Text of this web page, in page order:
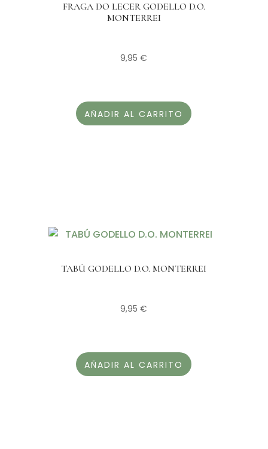
FRAGA DO LECER GODELLO D.O.
MONTERREI
9,95€
AÑADIR AL CARRITO
TABÚ GODELLO D.O. MONTERREI
9,95€
AÑADIR AL CARRITO